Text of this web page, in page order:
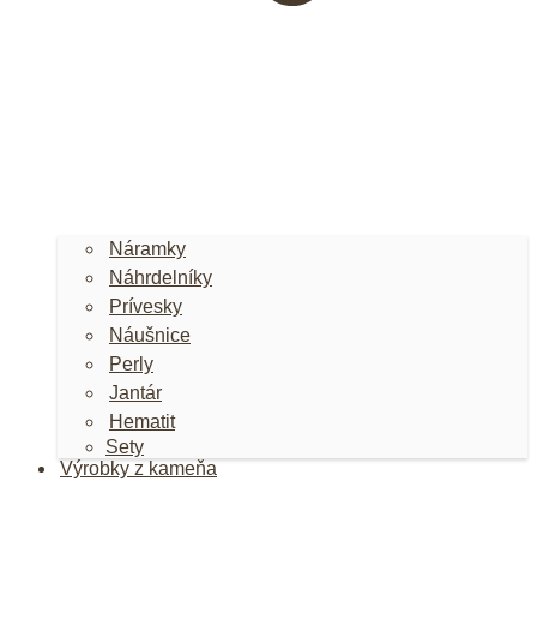
Náramky
Náhrdelníky
Prívesky
Náušnice
Perly
Jantár
Hematit
Sety
Výrobky z kameňa